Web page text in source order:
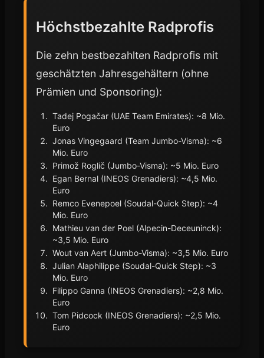
Höchstbezahlte Radprofis
Die zehn bestbezahlten Radprofis mit
geschätzten Jahresgehältern (ohne
Prämien und Sponsoring):
Tadej Pogačar (UAE Team Emirates): ~8 Mio.
Euro
Jonas Vingegaard (Team Jumbo-Visma): ~6
Mio. Euro
Primož Roglič (Jumbo-Visma): ~5 Mio. Euro
Egan Bernal (INEOS Grenadiers): ~4,5 Mio.
Euro
Remco Evenepoel (Soudal-Quick Step): ~4
Mio. Euro
Mathieu van der Poel (Alpecin-Deceuninck):
~3,5 Mio. Euro
Wout van Aert (Jumbo-Visma): ~3,5 Mio. Euro
Julian Alaphilippe (Soudal-Quick Step): ~3
Mio. Euro
Filippo Ganna (INEOS Grenadiers): ~2,8 Mio.
Euro
Tom Pidcock (INEOS Grenadiers): ~2,5 Mio.
Euro